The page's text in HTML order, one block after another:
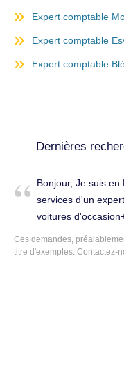
Expert comptable
Expert comptable
Expert comptable
Dernières
Bonjour, Je suis
services d'un
voitures
revente.J ai
faîtes toute ma
Ces demandes,
titre d'exemples. Contactez-